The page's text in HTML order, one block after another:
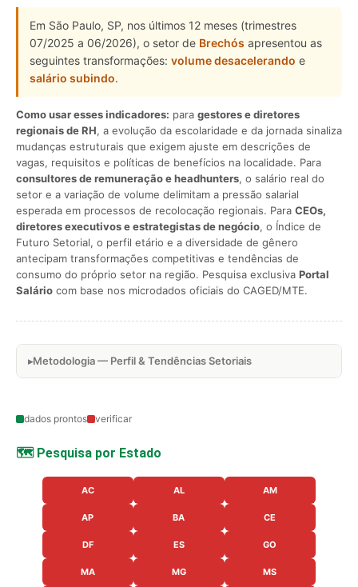
Em São Paulo, SP, nos últimos 12 meses (trimestres
07/2025 a 06/2026), o setor de Brechós apresentou as
seguintes transformações: volume desacelerando e
salário subindo.
Como usar esses indicadores: para gestores e diretores
regionais de RH, a evolução da escolaridade e da jornada sinaliza
mudanças estruturais que exigem ajuste em descrições de
vagas, requisitos e políticas de benefícios na localidade. Para
consultores de remuneração e headhunters, o salário real do
setor e a variação de volume delimitam a pressão salarial
esperada em processos de recolocação regionais. Para CEOs,
diretores executivos e estrategistas de negócio, o Índice de
Futuro Setorial, o perfil etário e a diversidade de gênero
antecipam transformações competitivas e tendências de
consumo do próprio setor na região. Pesquisa exclusiva Portal
Salário com base nos microdados oficiais do CAGED/MTE.
Metodologia — Perfil & Tendências Setoriais
dados prontos verificar
🗺️ Pesquisa por Estado
AC AL AM
AP BA CE
DF ES GO
MA MG MS